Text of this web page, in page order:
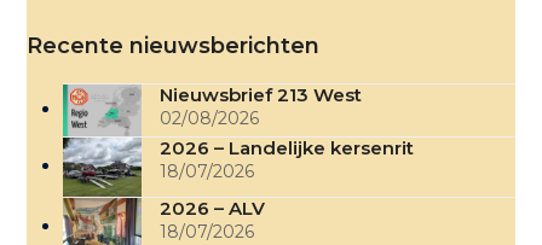
Recente nieuwsberichten
Nieuwsbrief 213 West
02/08/2026
2026 – Landelijke kersenrit
18/07/2026
2026 – ALV
18/07/2026